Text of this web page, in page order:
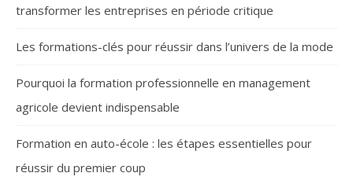
transformer les entreprises en période critique
Les formations-clés pour réussir dans l’univers de la mode
Pourquoi la formation professionnelle en management
agricole devient indispensable
Formation en auto-école : les étapes essentielles pour
réussir du premier coup